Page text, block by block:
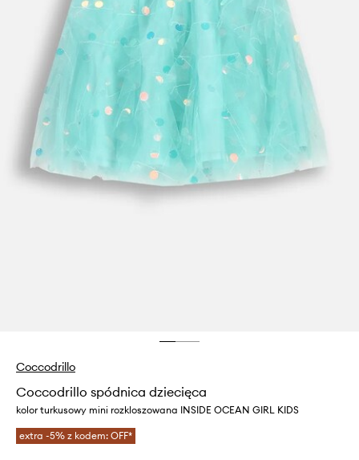
Coccodrillo
Coccodrillo spódnica dziecięca
kolor turkusowy mini rozkloszowana INSIDE OCEAN GIRL KIDS
extra -5% z kodem: OFF*